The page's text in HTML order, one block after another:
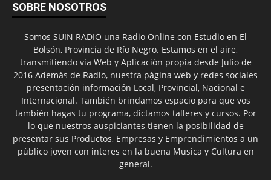
SOBRE NOSOTROS
Somos SUIN RADIO una Radio Online con Estudio en El
Bolsón, Provincia de Río Negro. Estamos en el aire,
transmitiendo vía Web y Aplicación propia desde Julio de
2016 Además de Radio, nuestra página web y redes sociales
presentación información Local, Provincial, Nacional e
Internacional. También brindamos espacio para que vos
también hagas tu programa, dictamos talleres y cursos. Por
lo que nuestros auspiciantes tienen la posibilidad de
presentar sus Productos, Empresas y Emprendimientos a un
público joven con interes en la buena Musica y Cultura en
general.